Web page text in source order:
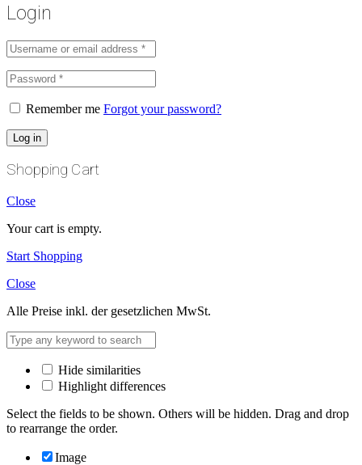
Login
Remember me Forgot your password?
Log in
Shopping Cart
Close
Your cart is empty.
Start Shopping
Close
Alle Preise inkl. der gesetzlichen MwSt.
Hide similarities
Highlight differences
Select the fields to be shown. Others will be hidden. Drag and drop
to rearrange the order.
Image